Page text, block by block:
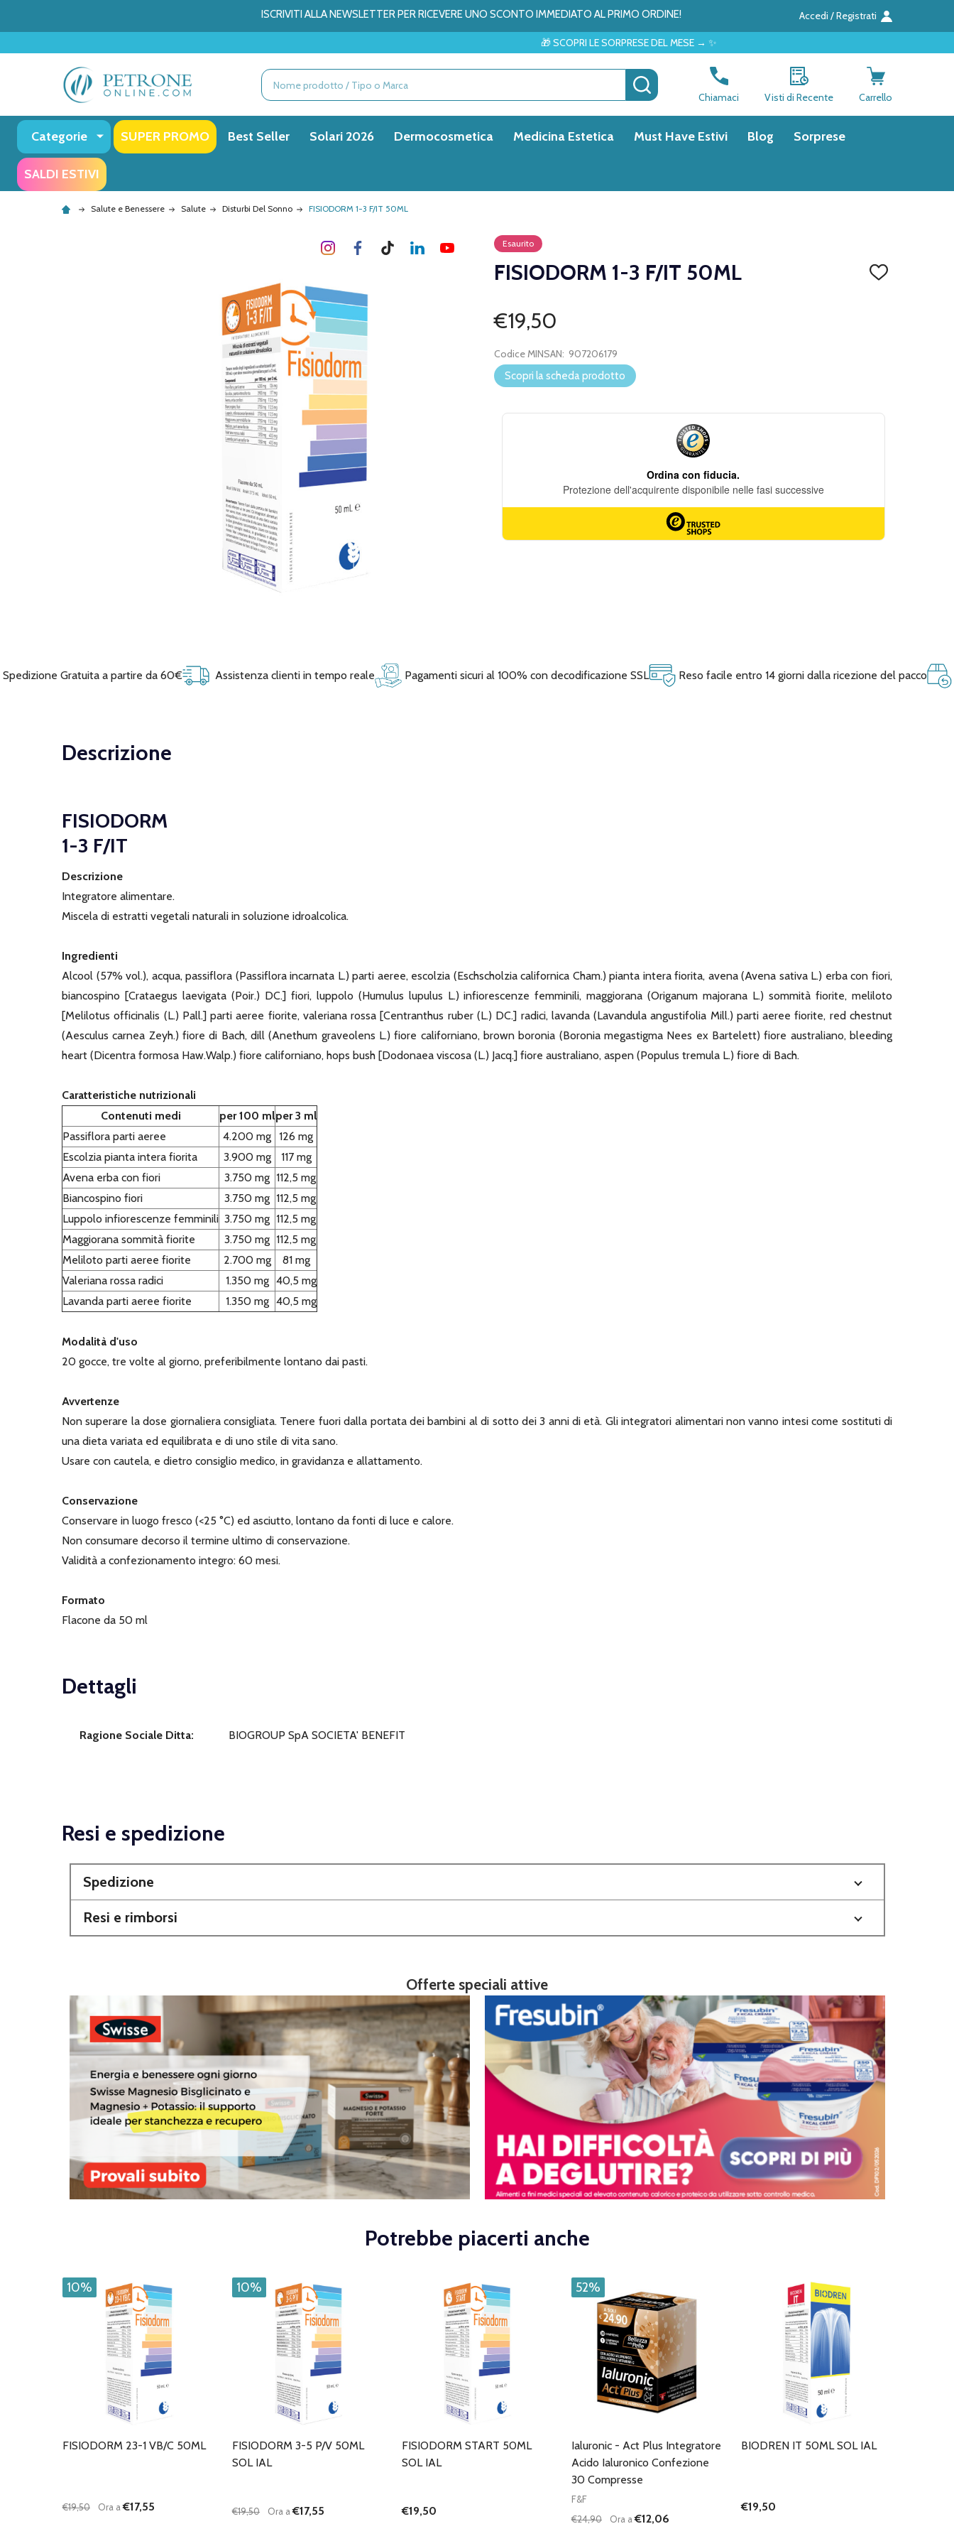
ISCRIVITI ALLA NEWSLETTER PER RICEVERE UNO SCONTO IMMEDIATO AL PRIMO ORDINE! Accedi / Registrati
🎁 SCOPRI LE SORPRESE DEL MESE → ✨
Ricerca CERCA
Chiamaci Visti di Recente Carrello
Categorie SUPER PROMO Best Seller Solari 2026 Dermocosmetica Medicina Estetica Must Have Estivi Blog Sorprese
SALDI ESTIVI
Salute e Benessere Salute Disturbi Del Sonno FISIODORM 1-3 F/IT 50ML
Esaurito
FISIODORM 1-3 F/IT 50ML
AGGIUNGI
€19,50
Codice MINSAN: 907206179
Scopri la scheda prodotto
Spedizione Gratuita a partire da 60€ Assistenza clienti in tempo reale Pagamenti sicuri al 100% con decodificazione SSL Reso facile entro 14 giorni dalla ricezione del pacco
Descrizione
FISIODORM
1-3 F/IT
Descrizione
Integratore alimentare.
Miscela di estratti vegetali naturali in soluzione idroalcolica.
Ingredienti
Alcool (57% vol.), acqua, passiflora (Passiflora incarnata L.) parti aeree, escolzia (Eschscholzia californica Cham.) pianta intera fiorita, avena (Avena sativa L.) erba con fiori,
biancospino [Crataegus laevigata (Poir.) DC.] fiori, luppolo (Humulus lupulus L.) infiorescenze femminili, maggiorana (Origanum majorana L.) sommità fiorite, meliloto
[Melilotus officinalis (L.) Pall.] parti aeree fiorite, valeriana rossa [Centranthus ruber (L.) DC.] radici, lavanda (Lavandula angustifolia Mill.) parti aeree fiorite, red chestnut
(Aesculus carnea Zeyh.) fiore di Bach, dill (Anethum graveolens L.) fiore californiano, brown boronia (Boronia megastigma Nees ex Bartelett) fiore australiano, bleeding
heart (Dicentra formosa Haw.Walp.) fiore californiano, hops bush [Dodonaea viscosa (L.) Jacq.] fiore australiano, aspen (Populus tremula L.) fiore di Bach.
Caratteristiche nutrizionali
Contenuti medi
per 100 mlper 3 ml
Passiflora parti aeree
4.200 mg 126 mg
Escolzia pianta intera fiorita
3.900 mg
117 mg
Avena erba con fiori
3.750 mg 112,5 mg
Biancospino fiori
3.750 mg 112,5 mg
Luppolo infiorescenze femminili 3.750 mg 112,5 mg
Maggiorana sommità fiorite
3.750 mg 112,5 mg
Meliloto parti aeree fiorite
2.700 mg
81 mg
Valeriana rossa radici
1.350 mg 40,5 mg
Lavanda parti aeree fiorite
1.350 mg 40,5 mg
Modalità d'uso
20 gocce, tre volte al giorno, preferibilmente lontano dai pasti.
Avvertenze
Non superare la dose giornaliera consigliata. Tenere fuori dalla portata dei bambini al di sotto dei 3 anni di età. Gli integratori alimentari non vanno intesi come sostituti di
una dieta variata ed equilibrata e di uno stile di vita sano.
Usare con cautela, e dietro consiglio medico, in gravidanza e allattamento.
Conservazione
Conservare in luogo fresco (<25 °C) ed asciutto, lontano da fonti di luce e calore.
Non consumare decorso il termine ultimo di conservazione.
Validità a confezionamento integro: 60 mesi.
Formato
Flacone da 50 ml
Dettagli
Ragione Sociale Ditta: BIOGROUP SpA SOCIETA' BENEFIT
Resi e spedizione
Spedizione
Resi e rimborsi
Offerte speciali attive
Potrebbe piacerti anche
10%
FISIODORM 23-1 VB/C 50ML
€19,50 Ora a€17,55
10%
FISIODORM 3-5 P/V 50ML
SOL IAL
€19,50 Ora a€17,55
FISIODORM START 50ML
SOL IAL
€19,50
52%
Ialuronic - Act Plus Integratore
Acido Ialuronico Confezione
30 Compresse
F&F
€24,90
Ora a€12,06
BIODREN IT 50ML SOL IAL
€19,50